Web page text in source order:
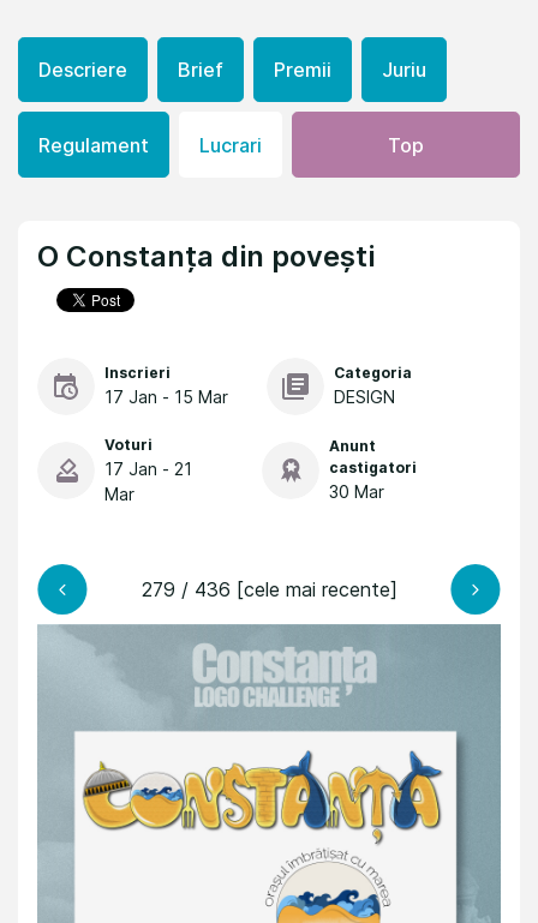
Descriere Brief Premii Juriu
Regulament Lucrari Top
O Constanța din povești
Inscrieri
17 Jan - 15 Mar
Categoria
DESIGN
Voturi
17 Jan - 21
Mar
Anunt
castigatori
30 Mar
279 / 436 [cele mai recente]